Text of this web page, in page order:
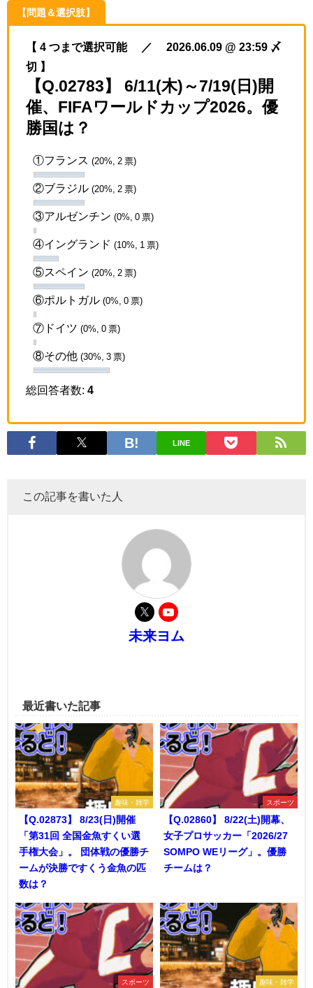
【問題＆選択肢】
【 4 つまで選択可能 ／ 2026.06.09 @ 23:59 〆
切 】
【Q.02783】 6/11(木)～7/19(日)開
催、FIFAワールドカップ2026。優
勝国は？
①フランス (20%, 2 票)
②ブラジル (20%, 2 票)
③アルゼンチン (0%, 0 票)
④イングランド (10%, 1 票)
⑤スペイン (20%, 2 票)
⑥ポルトガル (0%, 0 票)
⑦ドイツ (0%, 0 票)
⑧その他 (30%, 3 票)
総回答者数: 4
LINE
この記事を書いた人
未来ヨム
最近書いた記事
趣味・雑学
【Q.02873】 8/23(日)開催
「第31回 全国金魚すくい選
手権大会」。 団体戦の優勝チ
ームが決勝ですくう金魚の匹
数は？
スポーツ
【Q.02860】 8/22(土)開幕、
女子プロサッカー「2026/27
SOMPO WEリーグ」。優勝
チームは？
スポーツ 趣味・雑学